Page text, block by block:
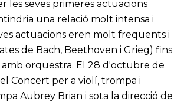
les seves primeres actuacions
una relació molt intensa i
actuacions eren molt freqüents i
de Bach, Beethoven i Grieg) fins
amb orquestra. El 28 d'octubre de
Concert per a violí, trompa i
Aubrey Brian i sota la direcció de